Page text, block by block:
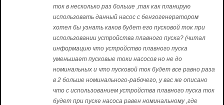
ток в несколько раз больше ,так как планирую
использовать данный насос с бензогенератором
хотел бы узнать каков будет его пусковой ток при
использовании устройства плавного пуска? (читал
информацию что устройство плавного пуска
уменьшает пусковые токи насосов но не до
номинальных и что пусковой ток будет все равно раза
в 2 больше номинального-рабочего, у вас же описано
что с использованием устройства плавного пуска ток
будет при пуске насоса равен номинальному ,где